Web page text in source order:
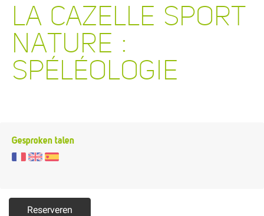
LA CAZELLE SPORT
NATURE :
SPÉLÉOLOGIE
Gesproken talen
Reserveren